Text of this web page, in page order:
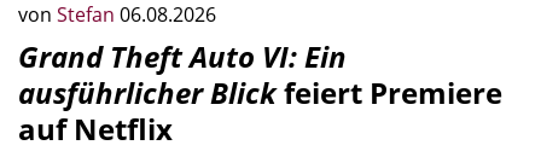
von Stefan 06.08.2026
Grand Theft Auto VI: Ein
ausführlicher Blickfeiert Premiere
auf Netflix